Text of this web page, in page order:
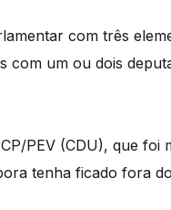
com três
com um ou dois
PEV (CDU), que foi
tenha ficado fora